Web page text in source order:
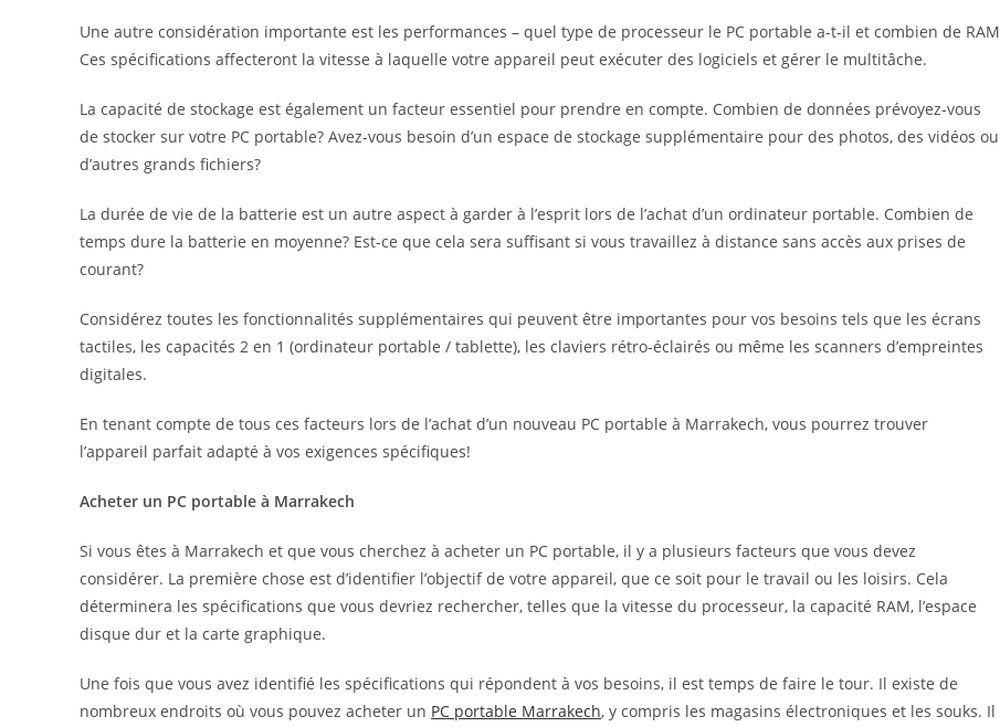
Une autre considération importante est les performances – quel type de processeur le PC portable a-t-il et combien de RAM
Ces spécifications affecteront la vitesse à laquelle votre appareil peut exécuter des logiciels et gérer le multitâche.
La capacité de stockage est également un facteur essentiel pour prendre en compte. Combien de données prévoyez-vous
de stocker sur votre PC portable? Avez-vous besoin d’un espace de stockage supplémentaire pour des photos, des vidéos ou
d’autres grands fichiers?
La durée de vie de la batterie est un autre aspect à garder à l’esprit lors de l’achat d’un ordinateur portable. Combien de
temps dure la batterie en moyenne? Est-ce que cela sera suffisant si vous travaillez à distance sans accès aux prises de
courant?
Considérez toutes les fonctionnalités supplémentaires qui peuvent être importantes pour vos besoins tels que les écrans
tactiles, les capacités 2 en 1 (ordinateur portable / tablette), les claviers rétro-éclairés ou même les scanners d’empreintes
digitales.
En tenant compte de tous ces facteurs lors de l’achat d’un nouveau PC portable à Marrakech, vous pourrez trouver
l’appareil parfait adapté à vos exigences spécifiques!
Acheter un PC portable à Marrakech
Si vous êtes à Marrakech et que vous cherchez à acheter un PC portable, il y a plusieurs facteurs que vous devez
considérer. La première chose est d’identifier l’objectif de votre appareil, que ce soit pour le travail ou les loisirs. Cela
déterminera les spécifications que vous devriez rechercher, telles que la vitesse du processeur, la capacité RAM, l’espace
disque dur et la carte graphique.
Une fois que vous avez identifié les spécifications qui répondent à vos besoins, il est temps de faire le tour. Il existe de
nombreux endroits où vous pouvez acheter un PC portable Marrakech, y compris les magasins électroniques et les souks. Il